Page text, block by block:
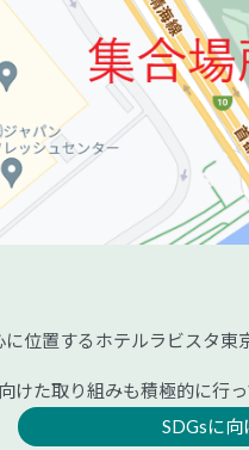
位置するホテルラビスタ
けた取り組みも積極的に行っ
SDGsに